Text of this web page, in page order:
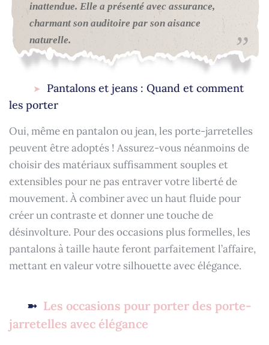
inattendue. Elle a présenté avec assurance,
charmant son auditoire par son aisance
naturelle.
Pantalons et jeans : Quand et comment
les porter
Oui, même en pantalon ou jean, les porte-jarretelles
peuvent être adoptés ! Assurez-vous néanmoins de
choisir des matériaux suffisamment souples et
extensibles pour ne pas entraver votre liberté de
mouvement. À combiner avec un haut fluide pour
créer un contraste et donner une touche de
désinvolture. Pour des occasions plus formelles, les
pantalons à taille haute feront parfaitement l’affaire,
mettant en valeur votre silhouette avec élégance.
Les occasions pour porter des porte-
jarretelles avec élégance